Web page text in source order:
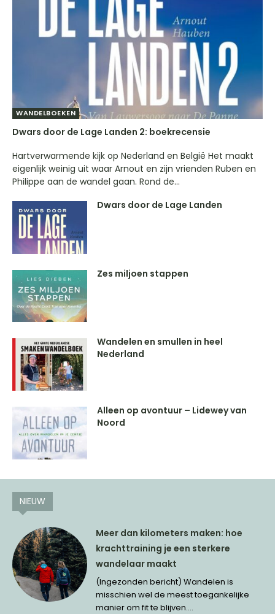
WANDELBOEKEN
Dwars door de Lage Landen 2: boekrecensie
Hartverwarmende kijk op Nederland en België Het maakt
eigenlijk weinig uit waar Arnout en zijn vrienden Ruben en
Philippe aan de wandel gaan. Rond de...
Dwars door de Lage Landen
Zes miljoen stappen
Wandelen en smullen in heel
Nederland
Alleen op avontuur – Lidewey van
Noord
NIEUW
Meer dan kilometers maken: hoe
krachttraining je een sterkere
wandelaar maakt
(Ingezonden bericht) Wandelen is
misschien wel de meest toegankelijke
manier om fit te blijven....